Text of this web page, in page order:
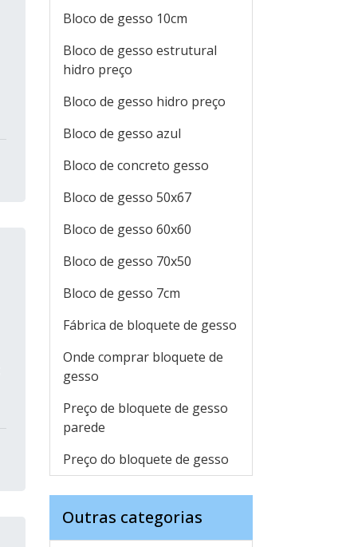
Bloco de gesso 10cm
Bloco de gesso estrutural
hidro preço
Bloco de gesso hidro preço
Bloco de gesso azul
Bloco de concreto gesso
Bloco de gesso 50x67
Bloco de gesso 60x60
Bloco de gesso 70x50
Bloco de gesso 7cm
Fábrica de bloquete de gesso
Onde comprar bloquete de
gesso
Preço de bloquete de gesso
parede
Preço do bloquete de gesso
Outras categorias